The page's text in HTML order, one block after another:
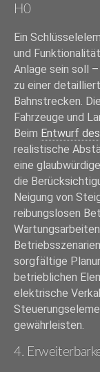
H0
Ein
und
Anlage sein soll
zu einer
Bahnstrecken.
Fahrzeuge und
Beim Entwurf
realistische
eine
die
Neigung von
reibungslosen
sorgfältige
betrieblichen
elektrische
gewährleisten.
4.